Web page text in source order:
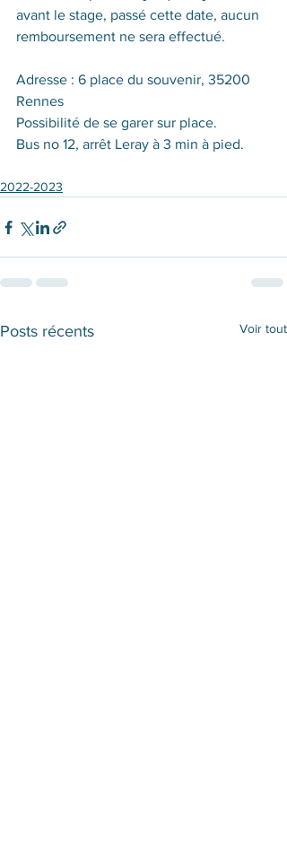
avant le stage, passé cette date, aucun
remboursement ne sera effectué.
Adresse : 6 place du souvenir, 35200
Rennes
Possibilité de se garer sur place.
Bus no 12, arrêt Leray à 3 min à pied.
2022-2023
Posts récents Voir tout